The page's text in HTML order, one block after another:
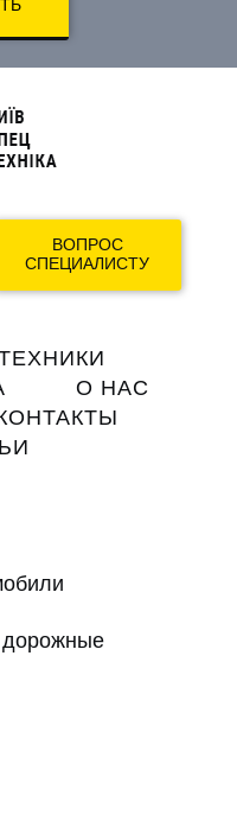
ВОПРОС
СПЕЦИАЛИСТУ
О НАС